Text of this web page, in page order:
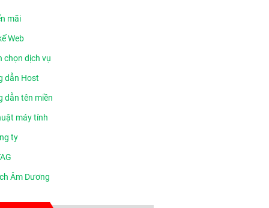
mãi
Web
chọn dịch vụ
dẫn Host
dẫn tên miền
máy tính
ty
Âm Dương